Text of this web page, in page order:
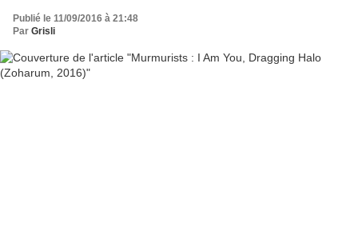
Publié le 11/09/2016 à 21:48
Par Grisli